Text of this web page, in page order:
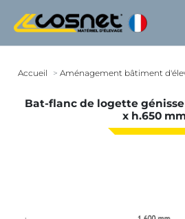
Accueil Aménagement bâtiment
Bat-flanc de logette génisse
x h.650